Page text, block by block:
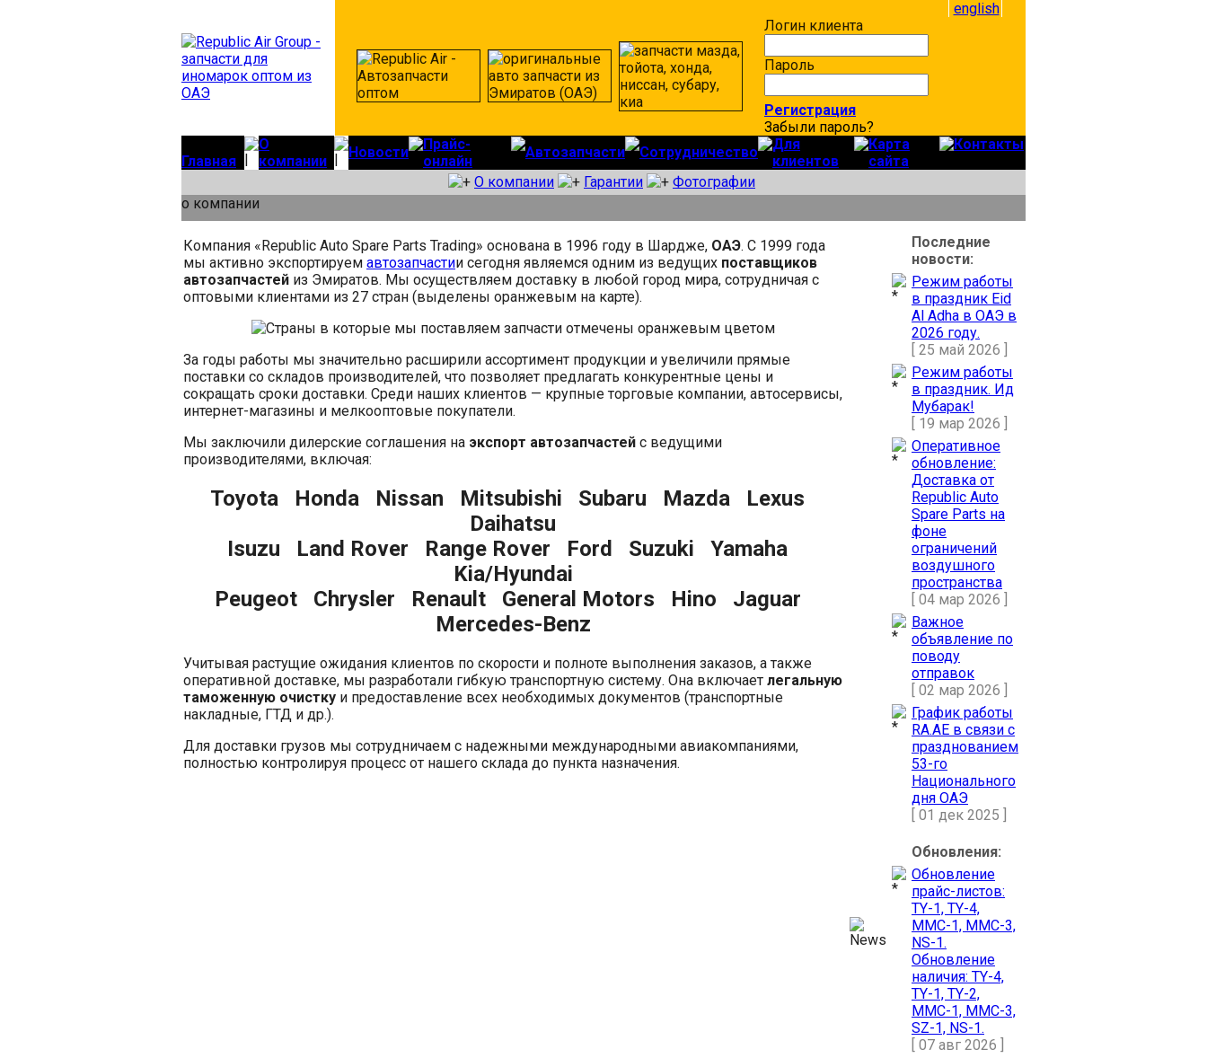
english
Логин клиента
Пароль
Регистрация
Забыли пароль?
Главная
О
компании
Новости
Прайс-
онлайн
Автозапчасти Сотрудничество
Для
клиентов
Карта
сайта
Контакты
О компании Гарантии
Фотографии
о компании
Компания «Republic Auto Spare Parts Trading» основана в 1996 году в Шардже, ОАЭ. С 1999 года
мы активно экспортируем автозапчастии сегодня являемся одним из ведущих поставщиков
автозапчастей из Эмиратов. Мы осуществляем доставку в любой город мира, сотрудничая с
оптовыми клиентами из 27 стран (выделены оранжевым на карте).
За годы работы мы значительно расширили ассортимент продукции и увеличили прямые
поставки со складов производителей, что позволяет предлагать конкурентные цены и
сокращать сроки доставки. Среди наших клиентов — крупные торговые компании, автосервисы,
интернет-магазины и мелкооптовые покупатели.
Мы заключили дилерские соглашения на экспорт автозапчастей с ведущими
производителями, включая:
Toyota Honda Nissan Mitsubishi Subaru Mazda Lexus
Daihatsu
Isuzu Land Rover Range Rover Ford Suzuki Yamaha
Kia/Hyundai
Peugeot Chrysler Renault General Motors Hino Jaguar
Mercedes-Benz
Учитывая растущие ожидания клиентов по скорости и полноте выполнения заказов, а также
оперативной доставке, мы разработали гибкую транспортную систему. Она включает легальную
таможенную очистку и предоставление всех необходимых документов (транспортные
накладные, ГТД и др.).
Для доставки грузов мы сотрудничаем с надежными международными авиакомпаниями,
полностью контролируя процесс от нашего склада до пункта назначения.
Последние
новости:
Режим работы
в праздник Eid
Al Adha в ОАЭ в
2026 году.
[ 25 май 2026 ]
Режим работы
в праздник. Ид
Мубарак!
[ 19 мар 2026 ]
Оперативное
обновление:
Доставка от
Republic Auto
Spare Parts на
фоне
ограничений
воздушного
пространства
[ 04 мар 2026 ]
Важное
объявление по
поводу
отправок
[ 02 мар 2026 ]
График работы
RA.AE в связи с
празднованием
53-го
Национального
дня ОАЭ
[ 01 дек 2025 ]
Обновления:
Обновление
прайс-листов:
TY-1, TY-4,
MMC-1, MMC-3,
NS-1.
Обновление
наличия: TY-4,
TY-1, TY-2,
MMC-1, MMC-3,
SZ-1, NS-1.
[ 07 авг 2026 ]